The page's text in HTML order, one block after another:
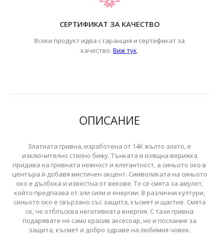
СЕРТИФИКАТ ЗА КАЧЕСТВО
Всеки продукт идва с гаранция и сертификат за
качество. Виж тук.
ОПИСАНИЕ
Златната гривна, изработена от 14К жълто злато, е
изключително стилно бижу. Тънката и изящна верижка
придава на гривната нежност и елегантност, а синьото око в
центъра ѝ добавя мистичен акцент. Символиката на синьото
око е дълбока и известна от векове. То се смята за амулет,
който предпазва от зли сили и енергии. В различни култури,
синьото око е свързано със защита, късмет и щастие. Смята
се, че отблъсква негативната енергия. С тази гривна
подарявате не само красив аксесоар, но и послание за
защита, късмет и добро здраве на любимия човек.